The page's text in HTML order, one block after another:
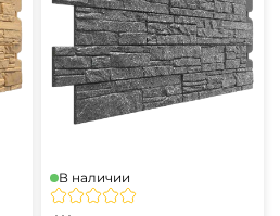
В наличии